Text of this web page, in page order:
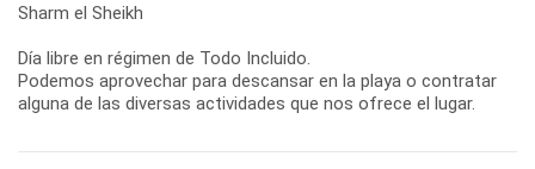
Sharm el Sheikh
Día libre en régimen de Todo Incluido.
Podemos aprovechar para descansar en la playa o contratar
alguna de las diversas actividades que nos ofrece el lugar.